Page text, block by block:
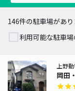
146件の駐車場があり
利用可能な駐車
岡田
上野